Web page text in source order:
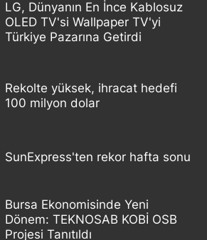
LG, Dünyanın En İnce Kablosuz
OLED TV'si Wallpaper TV'yi
Türkiye Pazarına Getirdi
Rekolte yüksek, ihracat hedefi
100 milyon dolar
SunExpress'ten rekor hafta sonu
Bursa Ekonomisinde Yeni
Dönem: TEKNOSAB KOBİ OSB
Projesi Tanıtıldı